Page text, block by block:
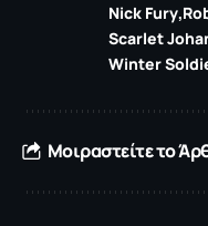
Nick Fury
Scarlet
Winter
Μοιραστείτε το